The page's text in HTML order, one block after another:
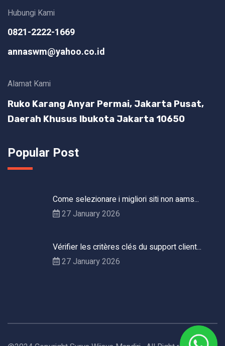
Hubungi Kami
0821-2222-1669
annaswm@yahoo.co.id
Alamat Kami
Ruko Karang Anyar Permai, Jakarta Pusat,
Daerah Khusus Ibukota Jakarta 10650
Popular Post
Come selezionare i migliori siti non aams...
27 January 2026
Vérifier les critères clés du support client...
27 January 2026